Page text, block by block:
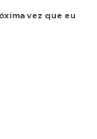
vez que eu